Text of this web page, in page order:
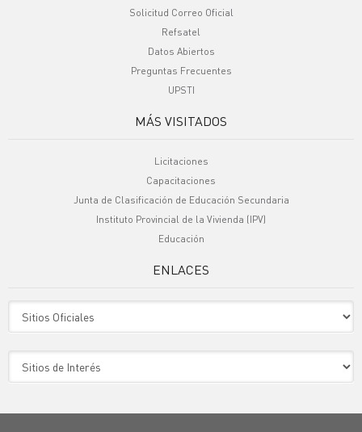
Solicitud Correo Oficial
Refsatel
Datos Abiertos
Preguntas Frecuentes
UPSTI
MÁS VISITADOS
Licitaciones
Capacitaciones
Junta de Clasificación de Educación Secundaria
Instituto Provincial de la Vivienda (IPV)
Educación
ENLACES